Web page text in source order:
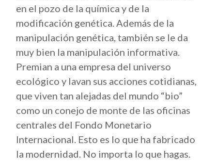
en el pozo de la química y de la
modificación genética. Además de la
manipulación genética, también se le da
muy bien la manipulación informativa.
Premian a una empresa del universo
ecológico y lavan sus acciones cotidianas,
que viven tan alejadas del mundo “bio”
como un conejo de monte de las oficinas
centrales del Fondo Monetario
Internacional. Esto es lo que ha fabricado
la modernidad. No importa lo que hagas.